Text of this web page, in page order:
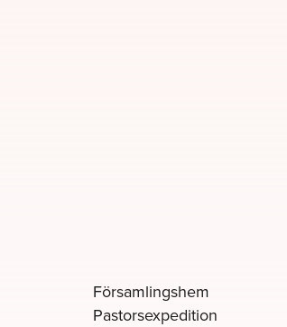
Församlingshem
Pastorsexpedition